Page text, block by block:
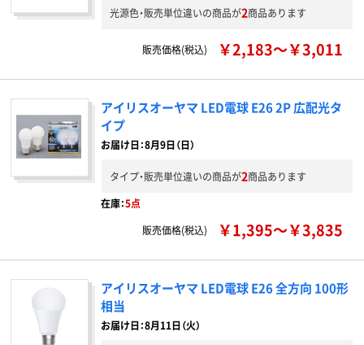
光源色・販売単位違いの商品が2商品あります
販売価格(税込) ￥2,183～￥3,011
アイリスオーヤマ LED電球 E26 2P 広配光タ
イプ
お届け日：8月9日（日）
タイプ・販売単位違いの商品が2商品あります
在庫：5点
販売価格(税込)
￥1,395～￥3,835
アイリスオーヤマ LED電球 E26 全方向 100形
相当
お届け日：8月11日（火）